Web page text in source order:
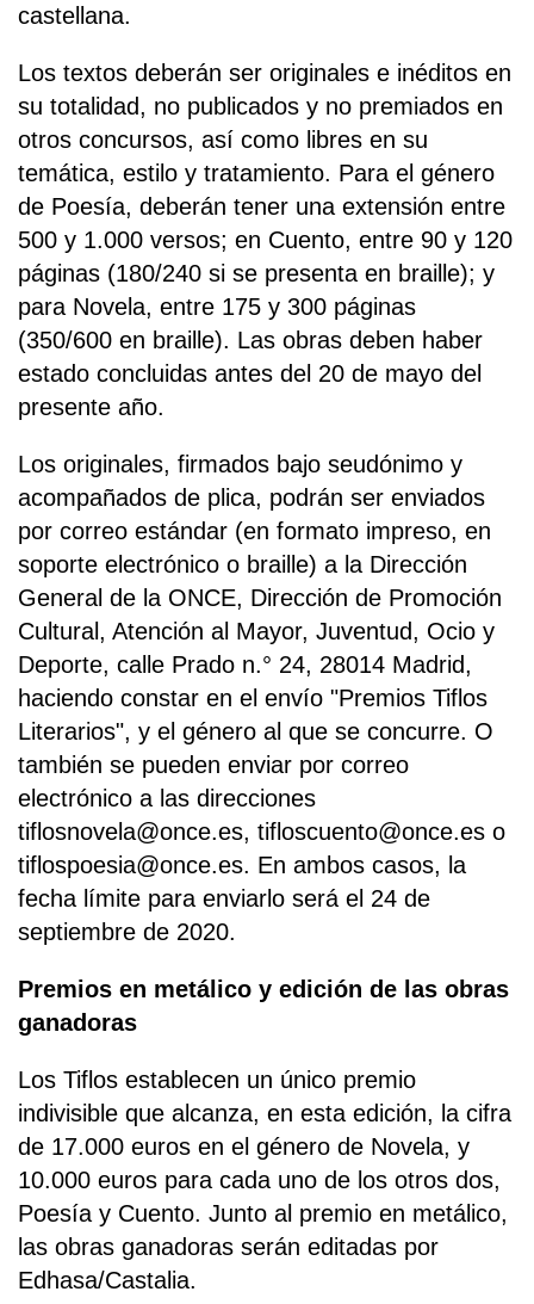
castellana.
Los textos deberán ser originales e inéditos en
su totalidad, no publicados y no premiados en
otros concursos, así como libres en su
temática, estilo y tratamiento. Para el género
de Poesía, deberán tener una extensión entre
500 y 1.000 versos; en Cuento, entre 90 y 120
páginas (180/240 si se presenta en braille); y
para Novela, entre 175 y 300 páginas
(350/600 en braille). Las obras deben haber
estado concluidas antes del 20 de mayo del
presente año.
Los originales, firmados bajo seudónimo y
acompañados de plica, podrán ser enviados
por correo estándar (en formato impreso, en
soporte electrónico o braille) a la Dirección
General de la ONCE, Dirección de Promoción
Cultural, Atención al Mayor, Juventud, Ocio y
Deporte, calle Prado n.° 24, 28014 Madrid,
haciendo constar en el envío "Premios Tiflos
Literarios", y el género al que se concurre. O
también se pueden enviar por correo
electrónico a las direcciones
tiflosnovela@once.es, tifloscuento@once.es o
tiflospoesia@once.es. En ambos casos, la
fecha límite para enviarlo será el 24 de
septiembre de 2020.
Premios en metálico y edición de las obras
ganadoras
Los Tiflos establecen un único premio
indivisible que alcanza, en esta edición, la cifra
de 17.000 euros en el género de Novela, y
10.000 euros para cada uno de los otros dos,
Poesía y Cuento. Junto al premio en metálico,
las obras ganadoras serán editadas por
Edhasa/Castalia.